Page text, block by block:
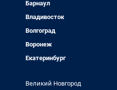
Барнаул
Владивосток
Волгоград
Воронеж
Екатеринбург
Великий Новгород